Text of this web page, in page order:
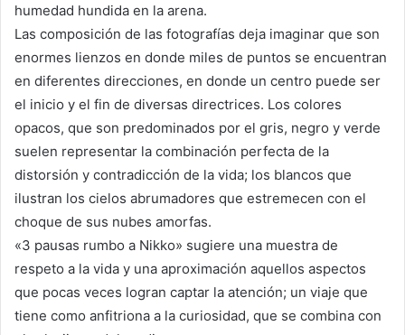
humedad hundida en la arena.
Las composición de las fotografías deja imaginar que son
enormes lienzos en donde miles de puntos se encuentran
en diferentes direcciones, en donde un centro puede ser
el inicio y el fin de diversas directrices. Los colores
opacos, que son predominados por el gris, negro y verde
suelen representar la combinación perfecta de la
distorsión y contradicción de la vida; los blancos que
ilustran los cielos abrumadores que estremecen con el
choque de sus nubes amorfas.
«3 pausas rumbo a Nikko» sugiere una muestra de
respeto a la vida y una aproximación aquellos aspectos
que pocas veces logran captar la atención; un viaje que
tiene como anfitriona a la curiosidad, que se combina con